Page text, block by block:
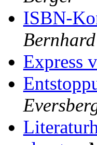
ISBN-
Express